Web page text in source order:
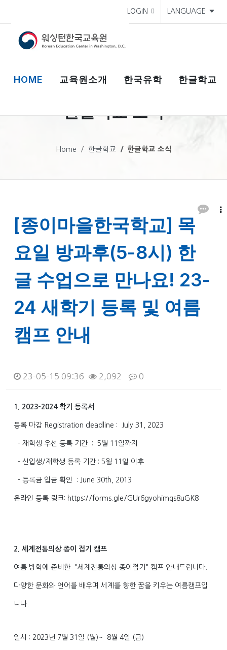
LOGIN LANGUAGE
HOME 교육원소개 한국유학 한글학교
한글학교 소식
Home 한글학교 한글학교 소식
[종이마을한국학교] 목
요일 방과후(5-8시) 한
글 수업으로 만나요! 23-
24 새학기 등록 및 여름
캠프 안내
23-05-15 09:36 2,092 0
본문
1. 2023-2024 학기 등록서
등록 마감 Registration deadline : July 31, 2023
- 재학생 우선 등록 기간 : 5월 11일까지
- 신입생/재학생 등록 기간 : 5월 11일 이후
- 등록금 입금 확인 : June 30th, 2013
온라인 등록 링크: https://forms.gle/GUr6gyohimqs8uGK8
2. 세계전통의상 종이 접기 캠프
여름 방학에 준비한 "세계전통의상 종이접기" 캠프 안내드립니다.
다양한 문화와 언어를 배우며 세계를 향한 꿈을 키우는 여름캠프입
니다.
일시 : 2023년 7월 31일 (월)~ 8월 4일 (금)